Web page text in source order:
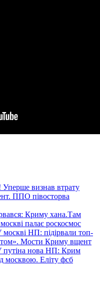
Уперше визнав втрату
ППО півосторва
Криму хана.Там
палає роскосмос
НП: підірвали топ-
Мости Криму вщент
путіна нова НП: Крим
москвою. Еліту фсб